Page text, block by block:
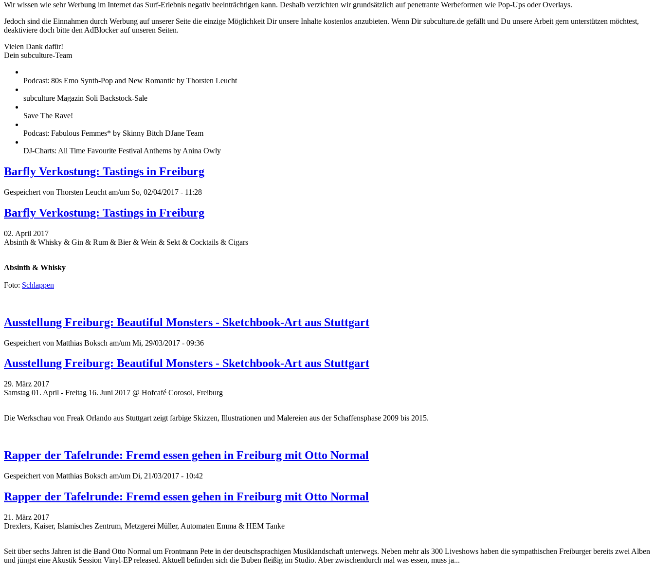
Wir wissen wie sehr Werbung im Internet das Surf-Erlebnis negativ beeinträchtigen kann. Deshalb verzichten wir grundsätzlich auf penetrante Werbeformen wie Pop-Ups oder Overlays.
Jedoch sind die Einnahmen durch Werbung auf unserer Seite die einzige Möglichkeit Dir unsere Inhalte kostenlos anzubieten. Wenn Dir subculture.de gefällt und Du unsere Arbeit gern unterstützen möchtest,
deaktiviere doch bitte den AdBlocker auf unseren Seiten.
Vielen Dank dafür!
Dein subculture-Team
Podcast: 80s Emo Synth-Pop and New Romantic by Thorsten Leucht
subculture Magazin Soli Backstock-Sale
Save The Rave!
Podcast: Fabulous Femmes* by Skinny Bitch DJane Team
DJ-Charts: All Time Favourite Festival Anthems by Anina Owly
Barfly Verkostung: Tastings in Freiburg
Gespeichert von Thorsten Leucht am/um So, 02/04/2017 - 11:28
Barfly Verkostung: Tastings in Freiburg
02. April 2017
Absinth & Whisky & Gin & Rum & Bier & Wein & Sekt & Cocktails & Cigars
Absinth & Whisky
Foto: Schlappen
Ausstellung Freiburg: Beautiful Monsters - Sketchbook-Art aus Stuttgart
Gespeichert von Matthias Boksch am/um Mi, 29/03/2017 - 09:36
Ausstellung Freiburg: Beautiful Monsters - Sketchbook-Art aus Stuttgart
29. März 2017
Samstag 01. April - Freitag 16. Juni 2017 @ Hofcafé Corosol, Freiburg
Die Werkschau von Freak Orlando aus Stuttgart zeigt farbige Skizzen, Illustrationen und Malereien aus der Schaffensphase 2009 bis 2015.
Rapper der Tafelrunde: Fremd essen gehen in Freiburg mit Otto Normal
Gespeichert von Matthias Boksch am/um Di, 21/03/2017 - 10:42
Rapper der Tafelrunde: Fremd essen gehen in Freiburg mit Otto Normal
21. März 2017
Drexlers, Kaiser, Islamisches Zentrum, Metzgerei Müller, Automaten Emma & HEM Tanke
Seit über sechs Jahren ist die Band Otto Normal um Frontmann Pete in der deutschsprachigen Musiklandschaft unterwegs. Neben mehr als 300 Liveshows haben die sympathischen Freiburger bereits zwei Alben
und jüngst eine Akustik Session Vinyl-EP released. Aktuell befinden sich die Buben fleißig im Studio. Aber zwischendurch mal was essen, muss ja...